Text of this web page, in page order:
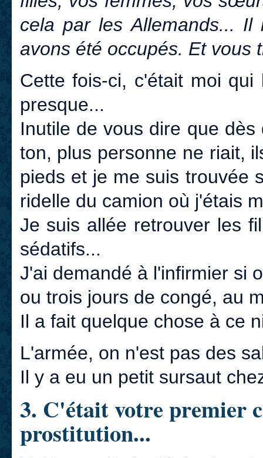
cela par les Allemands...
avons été occupés. Et vous
Cette fois-ci, c'était moi
presque...
Inutile de vous dire que
ton, plus personne ne riait,
pieds et je me suis trouvée
ridelle du camion où j'étais
Je suis allée retrouver les
sédatifs...
J'ai demandé à l'infirmier si
ou trois jours de congé, au
Il a fait quelque chose à ce
L'armée, on n'est pas des
Il y a eu un petit sursaut
3. C'était votre premier
prostitution...